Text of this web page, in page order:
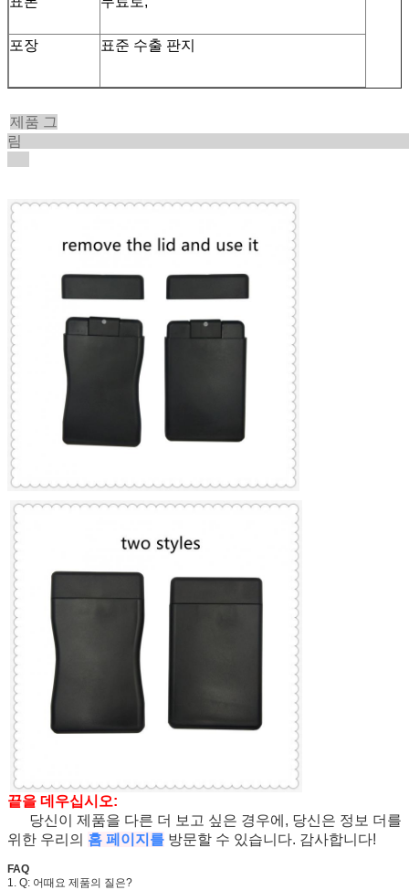
포장 표준 수출 판지
제품 그
끝을 데우십시오:
당신이 제품을 다른 더 보고 싶은 경우에, 당신은 정보 더를
위한 우리의 홈 페이지를 방문할 수 있습니다. 감사합니다!
FAQ
1. Q: 어때요 제품의 질은?